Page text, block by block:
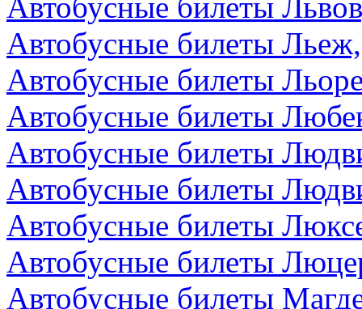
Автобусные билеты
Автобусные билеты
Автобусные билеты
Автобусные билеты
Автобусные билеты
Автобусные билеты
Автобусные билеты
Автобусные билеты